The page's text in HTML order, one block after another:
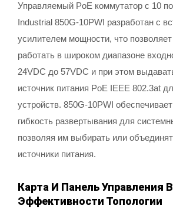
Управляемый PoE коммутатор с 10
Industrial 850G-10PWI разработан с
усилителем мощности, что
работать в широком диапазоне
24VDC до 57VDC и при этом
источник питания PoE IEEE 802.3at
устройств. 850G-10PWI
гибкость развертывания для
позволяя им выбирать или
источники питания.
Карта И Панель Управления
Эффективности Топологии